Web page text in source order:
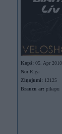
Kopš: 05. Apr 2010
No: Rīga
Ziņojumi: 12125
Braucu ar: pikapu